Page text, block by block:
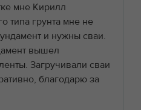
мне Кирилл
типа грунта мне не
и нужны сваи.
вышел
Загручивали сваи
благодарю за